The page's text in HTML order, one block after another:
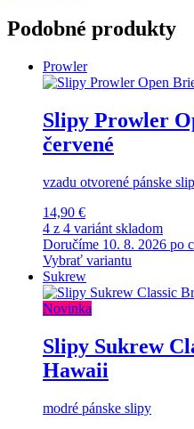
Podobné produkty
Prowler
Slipy Prowler
červené
vzadu otvorené pánske
14,90 €
4 z 4 variánt skladom
Doručíme 10. 8. 2026 po
Vybrať variantu
Sukrew
Novinka
Slipy Sukrew
Hawaii
modré pánske slipy